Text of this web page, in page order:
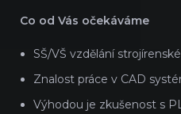
Co od Vás očekáváme
SŠ/VŠ vzdělání
Znalost práce v CAD
Výhodou je zkušenost s